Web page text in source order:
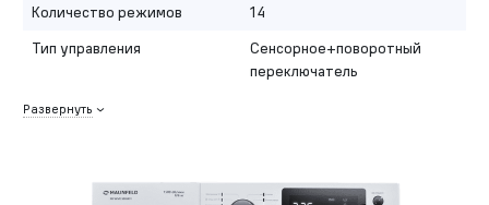
Количество режимов
14
Тип управления
Сенсорное+поворотный
переключатель
Развернуть